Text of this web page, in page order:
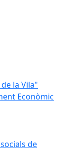
la Vila"
Econòmic
de